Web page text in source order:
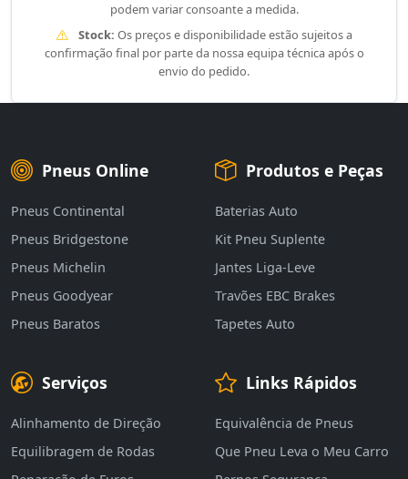
podem variar consoante a medida.
Stock: Os preços e disponibilidade estão sujeitos a
confirmação final por parte da nossa equipa técnica após o
envio do pedido.
Pneus Online
Pneus Continental
Pneus Bridgestone
Pneus Michelin
Pneus Goodyear
Pneus Baratos
Produtos e Peças
Baterias Auto
Kit Pneu Suplente
Jantes Liga-Leve
Travões EBC Brakes
Tapetes Auto
Serviços
Alinhamento de Direção
Equilibragem de Rodas
Links Rápidos
Equivalência de Pneus
Que Pneu Leva o Meu Carro